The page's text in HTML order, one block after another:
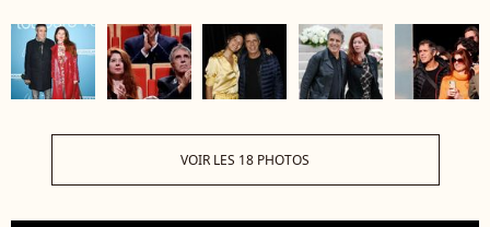
VOIR LES 18 PHOTOS